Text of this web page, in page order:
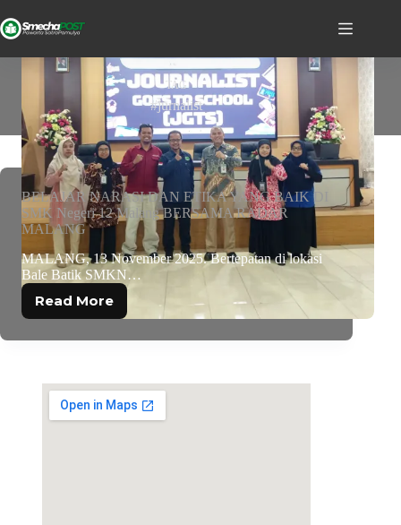
TAG
#jurnalist
BELAJAR NARASI DAN ETIKA YANG BAIK DI
SMK Negeri 12 Malang BERSAMA RADAR
MALANG
MALANG, 13 November 2025. Bertepatan di lokasi
Bale Batik SMKN…
Read More